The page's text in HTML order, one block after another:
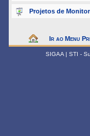
Projetos de
Ir ao Menu
SIGAA | STI -